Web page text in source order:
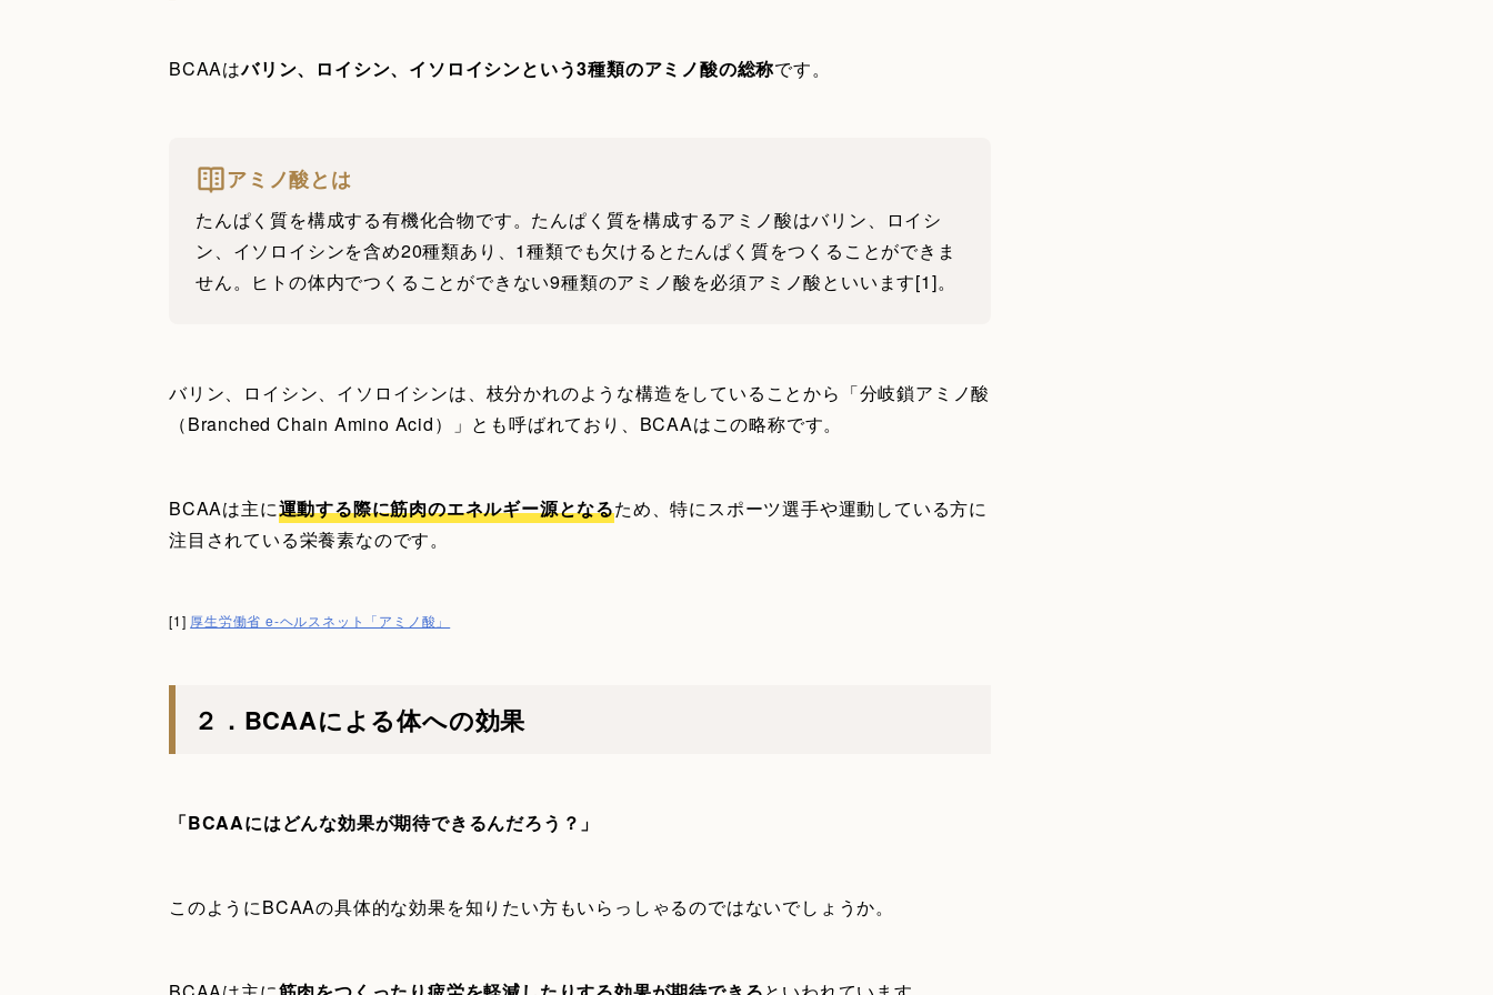
BCAAはバリン、ロイシン、イソロイシンという3種類のアミノ酸の総称です。
アミノ酸とは
たんぱく質を構成する有機化合物です。たんぱく質を構成するアミノ酸はバリン、ロイシ
ン、イソロイシンを含め20種類あり、1種類でも欠けるとたんぱく質をつくることができま
せん。ヒトの体内でつくることができない9種類のアミノ酸を必須アミノ酸といいます[1]。
バリン、ロイシン、イソロイシンは、枝分かれのような構造をしていることから「分岐鎖アミノ酸
（Branched Chain Amino Acid）」とも呼ばれており、BCAAはこの略称です。
BCAAは主に運動する際に筋肉のエネルギー源となるため、特にスポーツ選手や運動している方に
注目されている栄養素なのです。
[1] 厚生労働省 e-ヘルスネット「アミノ酸」
２．BCAAによる体への効果
「BCAAにはどんな効果が期待できるんだろう？」
このようにBCAAの具体的な効果を知りたい方もいらっしゃるのではないでしょうか。